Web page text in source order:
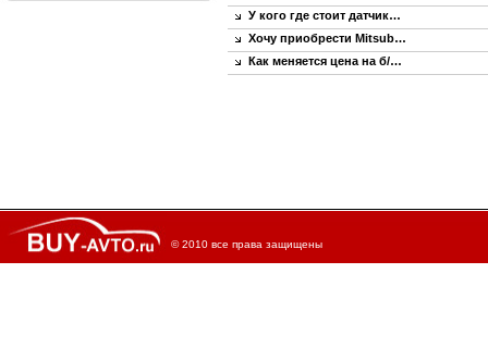
У кого где стоит датчик…
Хочу приобрести Mitsub…
Как меняется цена на б/…
© 2010 все права защищены